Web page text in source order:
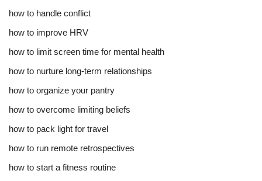
how to handle conflict
how to improve HRV
how to limit screen time for mental health
how to nurture long-term relationships
how to organize your pantry
how to overcome limiting beliefs
how to pack light for travel
how to run remote retrospectives
how to start a fitness routine